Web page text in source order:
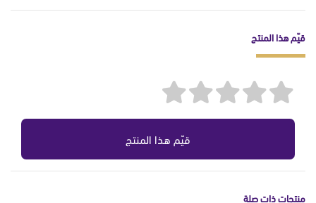
قيّم هذا المنتج
قيّم هذا المنتج
منتجات ذات صلة